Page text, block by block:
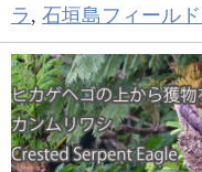
ラ , 石垣島フィール